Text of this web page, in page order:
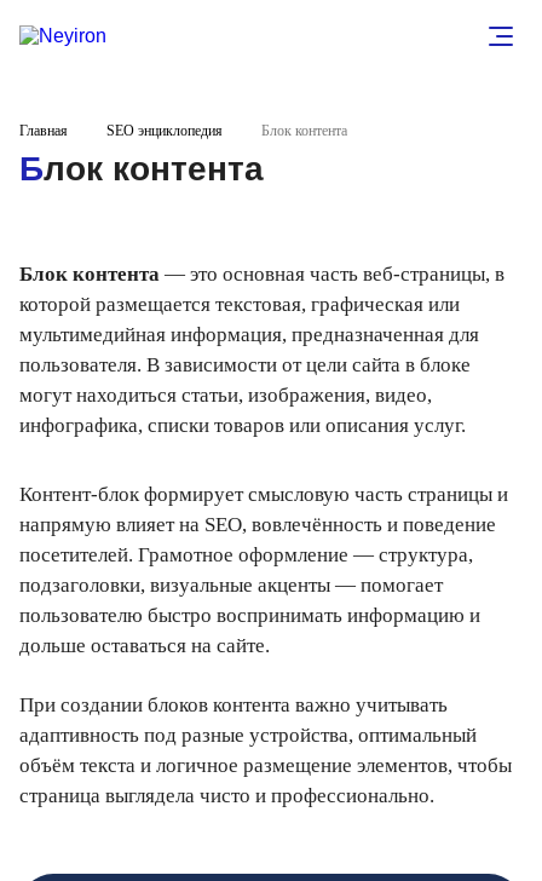
Главная SEO энциклопедия Блок контента
Блок контента
Блок контента — это основная часть веб-страницы, в
которой размещается текстовая, графическая или
мультимедийная информация, предназначенная для
пользователя. В зависимости от цели сайта в блоке
могут находиться статьи, изображения, видео,
инфографика, списки товаров или описания услуг.
Контент-блок формирует смысловую часть страницы и
напрямую влияет на SEO, вовлечённость и поведение
посетителей. Грамотное оформление — структура,
подзаголовки, визуальные акценты — помогает
пользователю быстро воспринимать информацию и
дольше оставаться на сайте.
При создании блоков контента важно учитывать
адаптивность под разные устройства, оптимальный
объём текста и логичное размещение элементов, чтобы
страница выглядела чисто и профессионально.